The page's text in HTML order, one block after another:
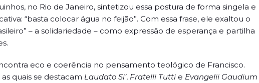
no Rio de Janeiro, sintetizou essa postura de forma singela e
“basta colocar água no feijão”. Com essa frase, ele exaltou o
– a solidariedade – como expressão de esperança e partilha
eco e coerência no pensamento teológico de Francisco.
quais se destacam Laudato Si’, Fratelli Tutti e Evangelii Gaudium